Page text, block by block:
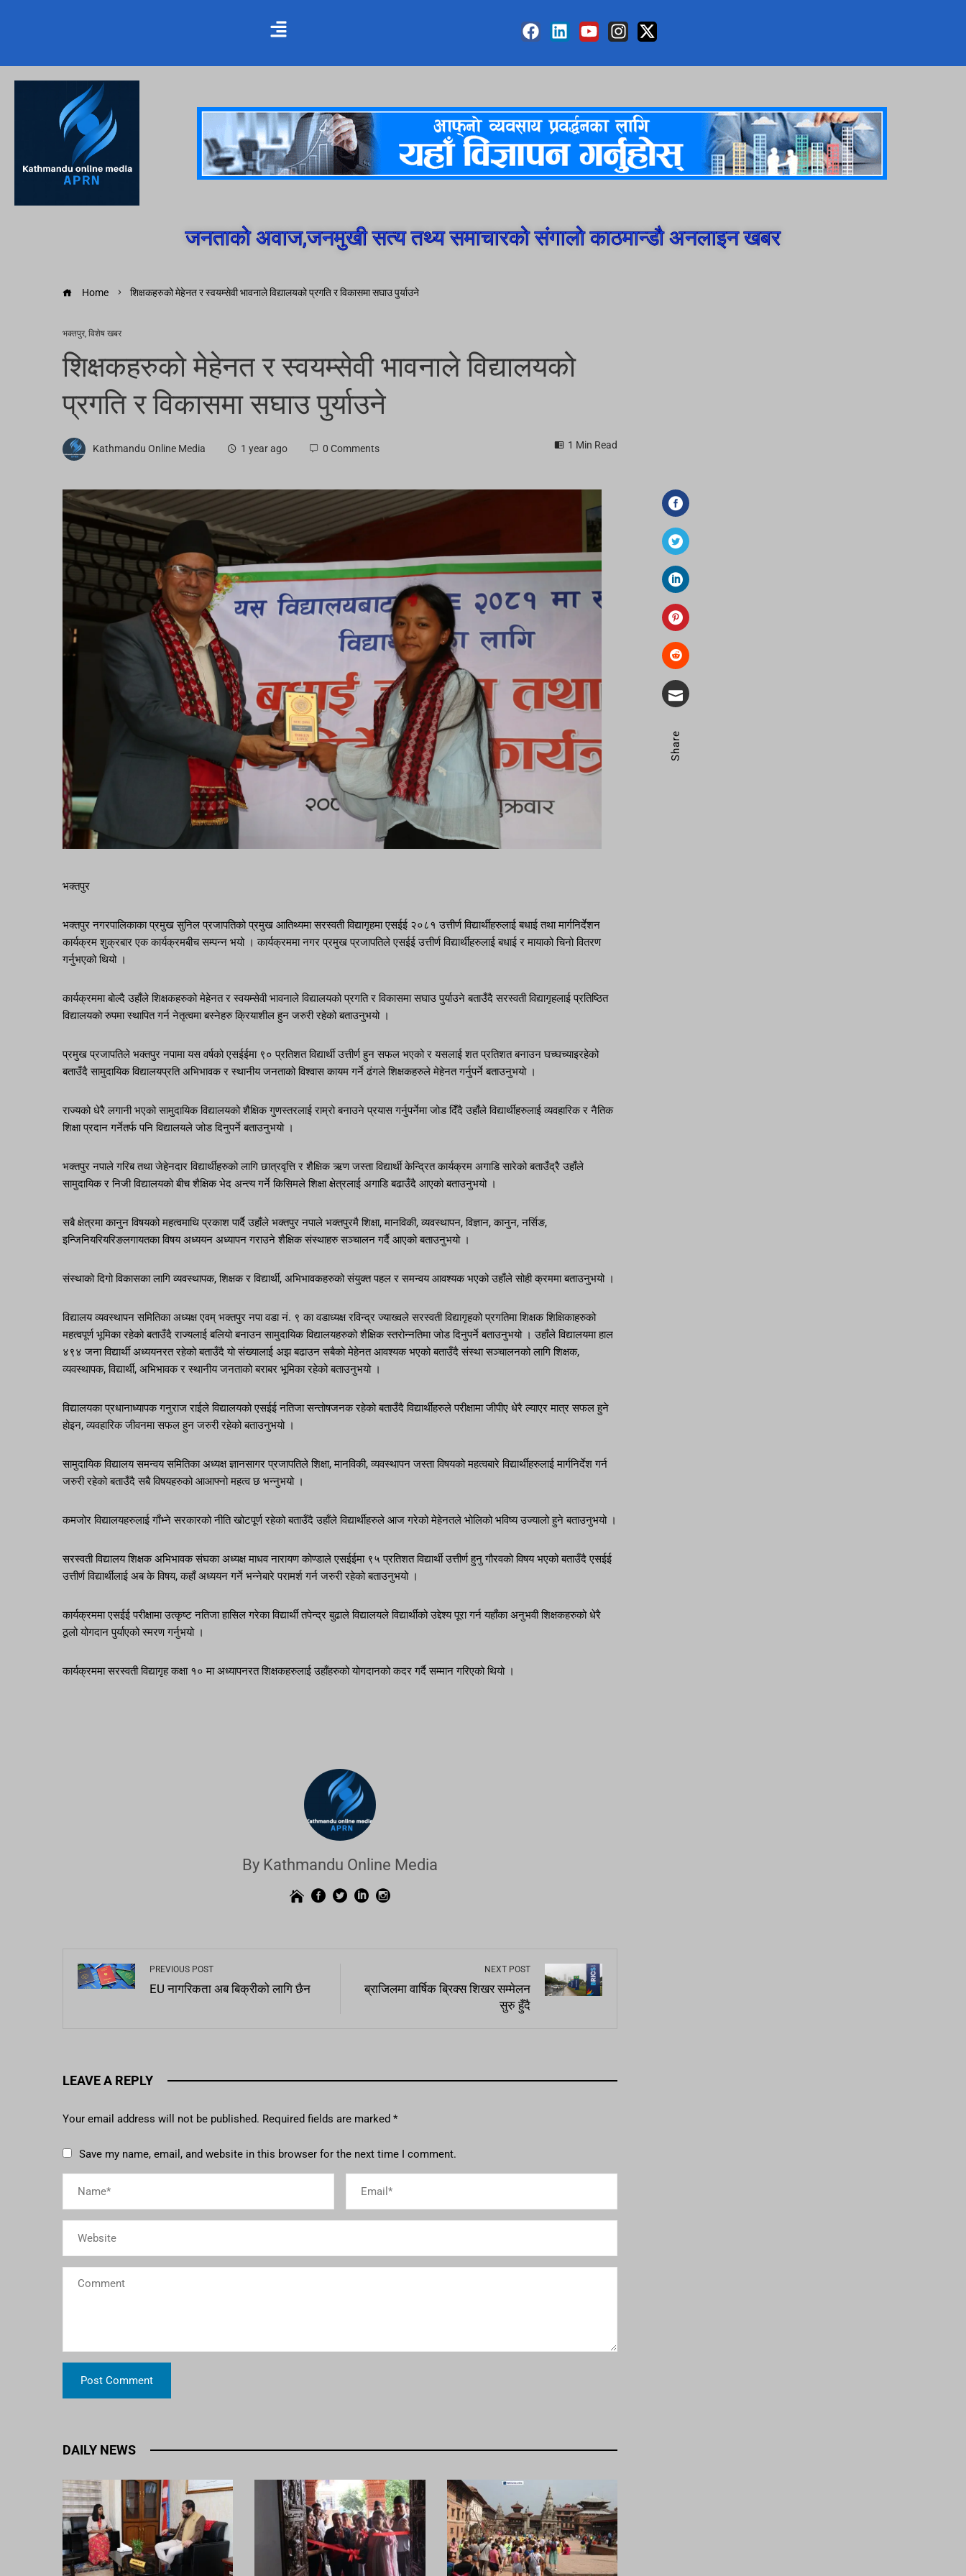
जनताको अवाज,जनमुखी सत्य तथ्य समाचारको संगालो काठमान्डौ अनलाइन खबर
Home शिक्षकहरुको मेहेनत र स्वयम्सेवी भावनाले विद्यालयको प्रगति र विकासमा सघाउ पुर्याउने
भक्तपुर, विशेष खबर
शिक्षकहरुको मेहेनत र स्वयम्सेवी भावनाले विद्यालयको
प्रगति र विकासमा सघाउ पुर्याउने
Kathmandu Online Media 1 year ago 0 Comments 1 Min Read
Share
भक्तपुर
भक्तपुर नगरपालिकाका प्रमुख सुनिल प्रजापतिको प्रमुख आतिथ्यमा सरस्वती विद्यागृहमा एसईई २०८१ उत्तीर्ण विद्यार्थीहरुलाई बधाई तथा मार्गनिर्देशन
कार्यक्रम शुक्रबार एक कार्यक्रमबीच सम्पन्न भयो । कार्यक्रममा नगर प्रमुख प्रजापतिले एसईई उत्तीर्ण विद्यार्थीहरुलाई बधाई र मायाको चिनो वितरण
गर्नुभएको थियो ।
कार्यक्रममा बोल्दै उहाँले शिक्षकहरुको मेहेनत र स्वयम्सेवी भावनाले विद्यालयको प्रगति र विकासमा सघाउ पुर्याउने बताउँदै सरस्वती विद्यागृहलाई प्रतिष्ठित
विद्यालयको रुपमा स्थापित गर्न नेतृत्वमा बस्नेहरु क्रियाशील हुन जरुरी रहेको बताउनुभयो ।
प्रमुख प्रजापतिले भक्तपुर नपामा यस वर्षको एसईईमा ९० प्रतिशत विद्यार्थी उत्तीर्ण हुन सफल भएको र यसलाई शत प्रतिशत बनाउन घच्घच्याइरहेको
बताउँदै सामुदायिक विद्यालयप्रति अभिभावक र स्थानीय जनताको विश्वास कायम गर्ने ढंगले शिक्षकहरुले मेहेनत गर्नुपर्ने बताउनुभयो ।
राज्यको धेरै लगानी भएको सामुदायिक विद्यालयको शैक्षिक गुणस्तरलाई राम्रो बनाउने प्रयास गर्नुपर्नेमा जोड दिँदै उहाँले विद्यार्थीहरुलाई व्यवहारिक र नैतिक
शिक्षा प्रदान गर्नेतर्फ पनि विद्यालयले जोड दिनुपर्ने बताउनुभयो ।
भक्तपुर नपाले गरिब तथा जेहेनदार विद्यार्थीहरुको लागि छात्रवृत्ति र शैक्षिक ऋण जस्ता विद्यार्थी केन्द्रित कार्यक्रम अगाडि सारेको बताउँद्रै उहाँले
सामुदायिक र निजी विद्यालयको बीच शैक्षिक भेद अन्त्य गर्ने किसिमले शिक्षा क्षेत्रलाई अगाडि बढाउँदै आएको बताउनुभयो ।
सबै क्षेत्रमा कानुन विषयको महत्वमाथि प्रकाश पार्दै उहाँले भक्तपुर नपाले भक्तपुरमै शिक्षा, मानविकी, व्यवस्थापन, विज्ञान, कानुन, नर्सिङ,
इन्जिनियरियरिङलगायतका विषय अध्ययन अध्यापन गराउने शैक्षिक संस्थाहरु सञ्चालन गर्दै आएको बताउनुभयो ।
संस्थाको दिगो विकासका लागि व्यवस्थापक, शिक्षक र विद्यार्थी, अभिभावकहरुको संयुक्त पहल र समन्वय आवश्यक भएको उहाँले सोही क्रममा बताउनुभयो ।
विद्यालय व्यवस्थापन समितिका अध्यक्ष एवम् भक्तपुर नपा वडा नं. ९ का वडाध्यक्ष रविन्द्र ज्याख्वले सरस्वती विद्यागृहको प्रगतिमा शिक्षक शिक्षिकाहरुको
महत्वपूर्ण भूमिका रहेको बताउँदै राज्यलाई बलियो बनाउन सामुदायिक विद्यालयहरुको शैक्षिक स्तरोन्नतिमा जोड दिनुपर्ने बताउनुभयो । उहाँले विद्यालयमा हाल
४९४ जना विद्यार्थी अध्ययनरत रहेको बताउँदै यो संख्यालाई अझ बढाउन सबैको मेहेनत आवश्यक भएको बताउँदै संस्था सञ्चालनको लागि शिक्षक,
व्यवस्थापक, विद्यार्थी, अभिभावक र स्थानीय जनताको बराबर भूमिका रहेको बताउनुभयो ।
विद्यालयका प्रधानाध्यापक गनुराज राईले विद्यालयको एसईई नतिजा सन्तोषजनक रहेको बताउँदै विद्यार्थीहरुले परीक्षामा जीपीए धेरै ल्याएर मात्र सफल हुने
होइन, व्यवहारिक जीवनमा सफल हुन जरुरी रहेको बताउनुभयो ।
सामुदायिक विद्यालय समन्वय समितिका अध्यक्ष ज्ञानसागर प्रजापतिले शिक्षा, मानविकी, व्यवस्थापन जस्ता विषयको महत्वबारे विद्यार्थीहरुलाई मार्गनिर्देश गर्न
जरुरी रहेको बताउँदै सबै विषयहरुको आआफ्नो महत्व छ भन्नुभयो ।
कमजोर विद्यालयहरुलाई गाँभ्ने सरकारको नीति खोटपूर्ण रहेको बताउँदै उहाँले विद्यार्थीहरुले आज गरेको मेहेनतले भोलिको भविष्य उज्यालो हुने बताउनुभयो ।
सरस्वती विद्यालय शिक्षक अभिभावक संघका अध्यक्ष माधव नारायण कोण्डाले एसईईमा ९५ प्रतिशत विद्यार्थी उत्तीर्ण हुनु गौरवको विषय भएको बताउँदै एसईई
उत्तीर्ण विद्यार्थीलाई अब के विषय, कहाँ अध्ययन गर्ने भन्नेबारे परामर्श गर्न जरुरी रहेको बताउनुभयो ।
कार्यक्रममा एसईई परीक्षामा उत्कृष्ट नतिजा हासिल गरेका विद्यार्थी तपेन्द्र बुढाले विद्यालयले विद्यार्थीको उद्देश्य पूरा गर्न यहाँका अनुभवी शिक्षकहरुको धेरै
ठूलो योगदान पुर्याएको स्मरण गर्नुभयो ।
कार्यक्रममा सरस्वती विद्यागृह कक्षा १० मा अध्यापनरत शिक्षकहरुलाई उहाँहरुको योगदानको कदर गर्दै सम्मान गरिएको थियो ।
By Kathmandu Online Media
PREVIOUS POST
EU नागरिकता अब बिक्रीको लागि छैन
NEXT POST
ब्राजिलमा वार्षिक ब्रिक्स शिखर सम्मेलन
सुरु हुँदै
LEAVE A REPLY
Your email address will not be published. Required fields are marked *
Save my name, email, and website in this browser for the next time I comment.
DAILY NEWS